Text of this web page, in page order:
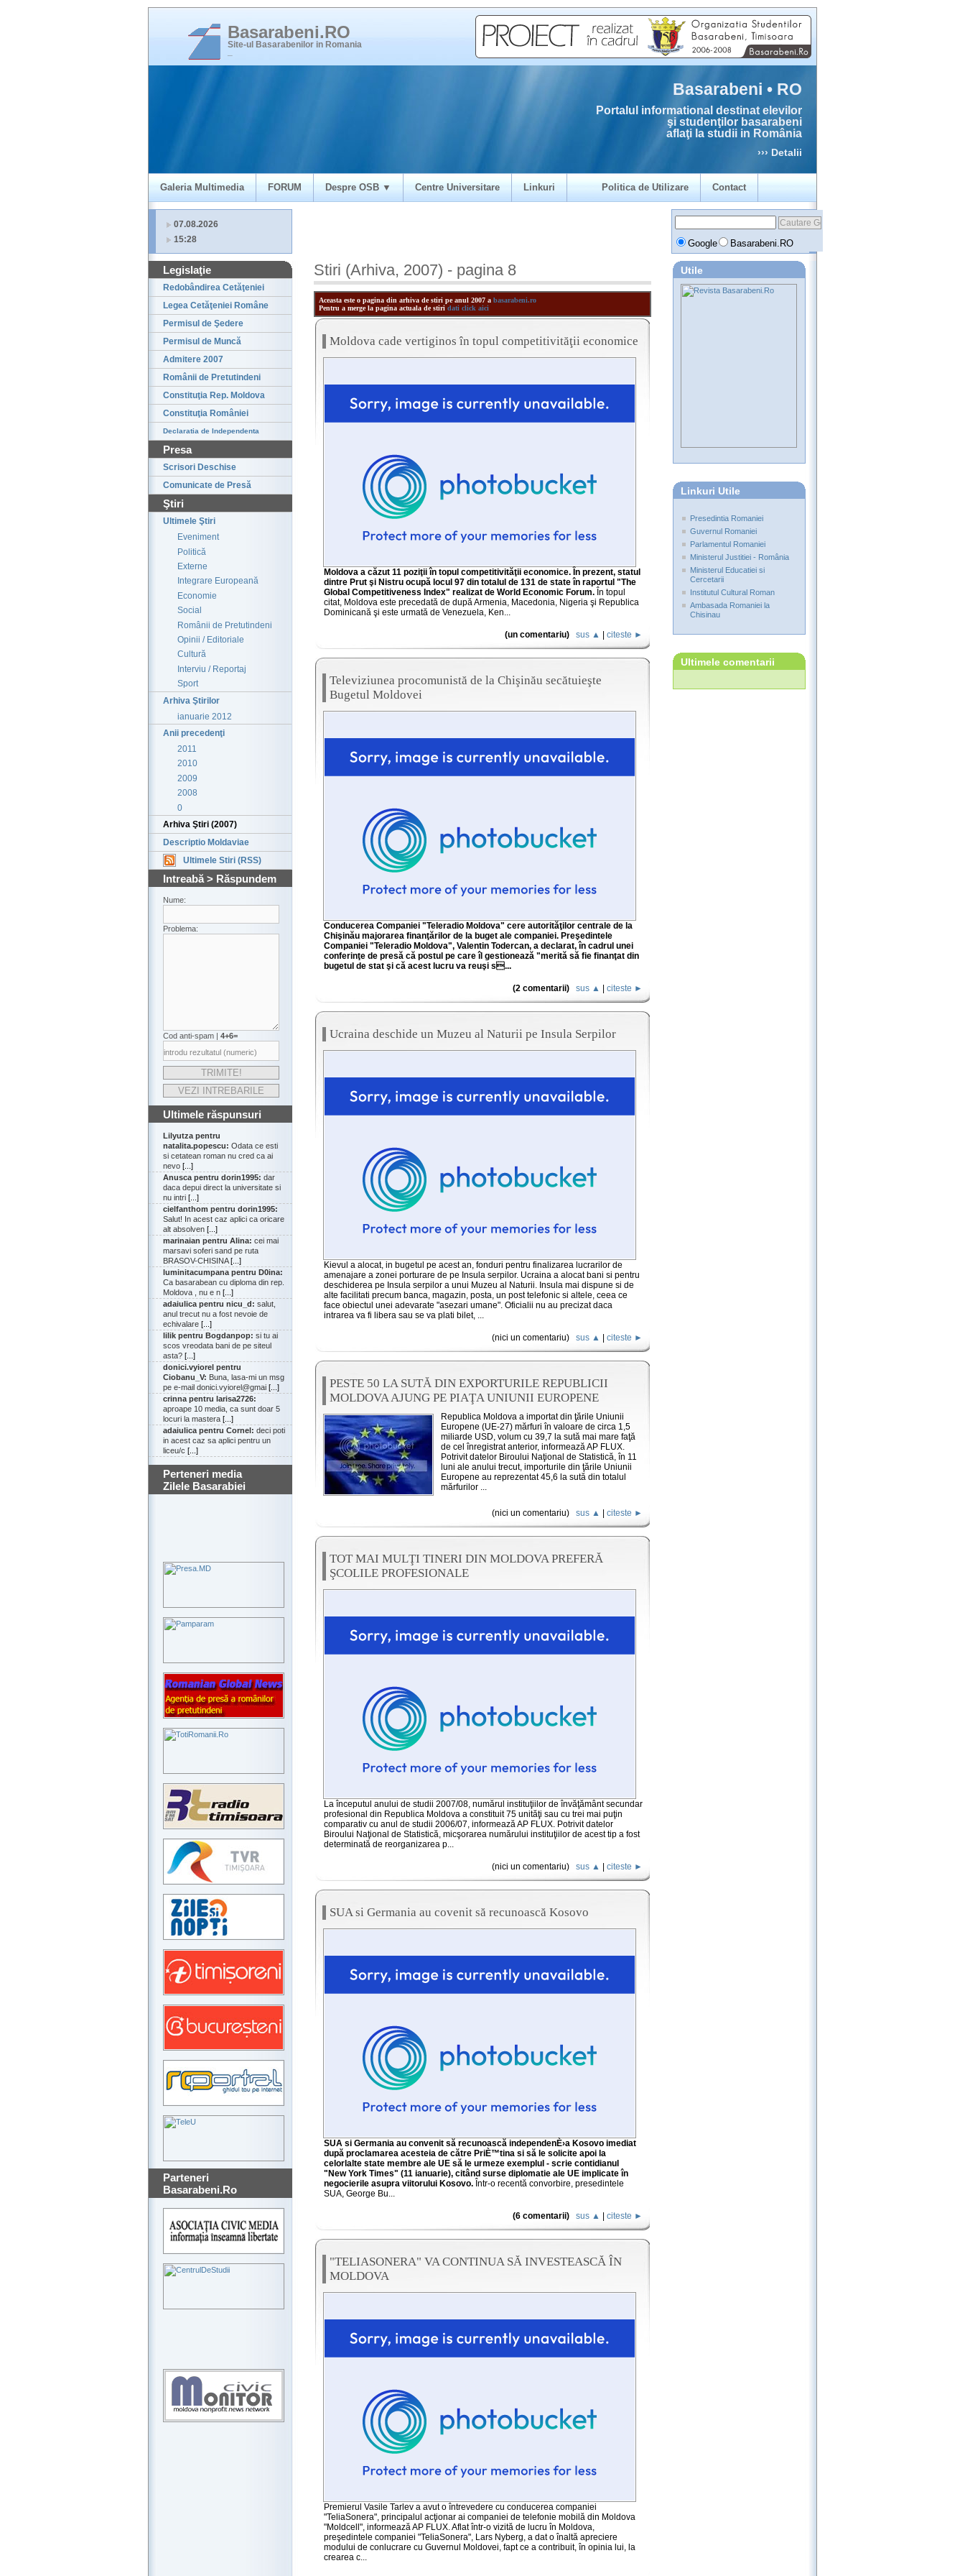
Basarabeni.RO
Site-ul Basarabenilor in Romania
Basarabeni • RO
Portalul informational destinat elevilor
şi studenţilor basarabeni
aflaţi la studii in România
››› Detalii
Galeria Multimedia FORUM Despre OSB ▼ Centre Universitare Linkuri Politica de Utilizare Contact
07.08.2026
15:28
Google Basarabeni.RO
Legislaţie
Redobândirea Cetăţeniei
Legea Cetăţeniei Române
Permisul de Şedere
Permisul de Muncă
Admitere 2007
Românii de Pretutindeni
Constituţia Rep. Moldova
Constituţia României
Declaratia de Independenta
Presa
Scrisori Deschise
Comunicate de Presă
Ştiri
Ultimele Ştiri
Eveniment
Politică
Externe
Integrare Europeană
Economie
Social
Românii de Pretutindeni
Opinii / Editoriale
Cultură
Interviu / Reportaj
Sport
Arhiva Ştirilor
ianuarie 2012
Anii precedenţi
2011
2010
2009
2008
0
Arhiva Ştiri (2007)
Descriptio Moldaviae
Ultimele Stiri (RSS)
Intreabă > Răspundem
Nume:
Problema:
Cod anti-spam | 4+6=
Ultimele răspunsuri
Lilyutza pentru
natalita.popescu: Odata ce esti
si cetatean roman nu cred ca ai
nevo [...]
Anusca pentru dorin1995: dar
daca depui direct la universitate si
nu intri [...]
cielfanthom pentru dorin1995:
Salut! In acest caz aplici ca oricare
alt absolven [...]
marinaian pentru Alina: cei mai
marsavi soferi sand pe ruta
BRASOV-CHISINA[...]
luminitacumpana pentru D0ina:
Ca basarabean cu diploma din rep.
Moldova , nu e n [...]
adaiulica pentru nicu_d: salut,
anul trecut nu a fost nevoie de
echivalare [...]
lilik pentru Bogdanpop: si tu ai
scos vreodata bani de pe siteul
asta? [...]
donici.vyiorel pentru
Ciobanu_V: Buna, lasa-mi un msg
pe e-mail donici.vyiorel@gmai [...]
crinna pentru larisa2726:
aproape 10 media, ca sunt doar 5
locuri la mastera [...]
adaiulica pentru Cornel: deci poti
in acest caz sa aplici pentru un
liceu/c [...]
Perteneri media
Zilele Basarabiei
Parteneri
Basarabeni.Ro
Stiri (Arhiva, 2007) - pagina 8
Aceasta este o pagina din arhiva de stiri pe anul 2007 a basarabeni.ro
Pentru a merge la pagina actuala de stiri dati click aici
Moldova cade vertiginos în topul competitivităţii economice
Moldova a căzut 11 poziţii în topul competitivităţii economice. În prezent, statul
dintre Prut şi Nistru ocupă locul 97 din totalul de 131 de state în raportul "The
Global Competitiveness Index" realizat de World Economic Forum.În topul
citat, Moldova este precedată de după Armenia, Macedonia, Nigeria şi Republica
Dominicană şi este urmată de Venezuela, Ken...
(un comentariu) sus ▲ citeste ►
Televiziunea procomunistă de la Chişinău secătuieşte
Bugetul Moldovei
Conducerea Companiei "Teleradio Moldova" cere autorităţilor centrale de la
Chişinău majorarea finanţărilor de la buget ale companiei. Preşedintele
Companiei "Teleradio Moldova", Valentin Todercan, a declarat, în cadrul unei
conferinţe de presă că postul pe care îl gestionează "merită să fie finanţat din
bugetul de stat şi că acest lucru va reuşi s...
(2 comentarii) sus ▲ citeste ►
Ucraina deschide un Muzeu al Naturii pe Insula Serpilor
Kievul a alocat, in bugetul pe acest an, fonduri pentru finalizarea lucrarilor de
amenajare a zonei porturare de pe Insula serpilor. Ucraina a alocat bani si pentru
deschiderea pe Insula serpilor a unui Muzeu al Naturii. Insula mai dispune si de
alte facilitati precum banca, magazin, posta, un post telefonic si altele, ceea ce
face obiectul unei adevarate "asezari umane". Oficialii nu au precizat daca
intrarea va fi libera sau se va plati bilet, ...
(nici un comentariu) sus ▲ citeste ►
PESTE 50 LA SUTĂ DIN EXPORTURILE REPUBLICII
MOLDOVA AJUNG PE PIAŢA UNIUNII EUROPENE
Republica Moldova a importat din ţările Uniunii
Europene (UE-27) mărfuri în valoare de circa 1,5
miliarde USD, volum cu 39,7 la sută mai mare faţă
de cel înregistrat anterior, informează AP FLUX.
Potrivit datelor Biroului Naţional de Statistică, în 11
luni ale anului trecut, importurile din ţările Uniunii
Europene au reprezentat 45,6 la sută din totalul
mărfurilor ...
(nici un comentariu) sus ▲ citeste ►
TOT MAI MULŢI TINERI DIN MOLDOVA PREFERĂ
ŞCOLILE PROFESIONALE
La începutul anului de studii 2007/08, numărul instituţiilor de învăţământ secundar
profesional din Republica Moldova a constituit 75 unităţi sau cu trei mai puţin
comparativ cu anul de studii 2006/07, informează AP FLUX. Potrivit datelor
Biroului Naţional de Statistică, micşorarea numărului instituţiilor de acest tip a fost
determinată de reorganizarea p...
(nici un comentariu) sus ▲ citeste ►
SUA si Germania au covenit să recunoască Kosovo
SUA si Germania au convenit să recunoască independenÈ›a Kosovo imediat
după proclamarea acesteia de către PriÈ™tina si să le solicite apoi la
celorlalte state membre ale UE să le urmeze exemplul - scrie contidianul
"New York Times" (11 ianuarie), citând surse diplomatie ale UE implicate în
negocierile asupra viitorului Kosovo. Într-o recentă convorbire, presedintele
SUA, George Bu...
(6 comentarii) sus ▲ citeste ►
"TELIASONERA" VA CONTINUA SĂ INVESTEASCĂ ÎN
MOLDOVA
Premierul Vasile Tarlev a avut o întrevedere cu conducerea companiei
"TeliaSonera", principalul acţionar ai companiei de telefonie mobilă din Moldova
"Moldcell", informează AP FLUX. Aflat într-o vizită de lucru în Moldova,
preşedintele companiei "TeliaSonera", Lars Nyberg, a dat o înaltă apreciere
modului de conlucrare cu Guvernul Moldovei, fapt ce a contribuit, în opinia lui, la
crearea c...
Utile
Linkuri Utile
Presedintia Romaniei
Guvernul Romaniei
Parlamentul Romaniei
Ministerul Justitiei - România
Ministerul Educatiei si
Cercetarii
Institutul Cultural Roman
Ambasada Romaniei la
Chisinau
Ultimele comentarii